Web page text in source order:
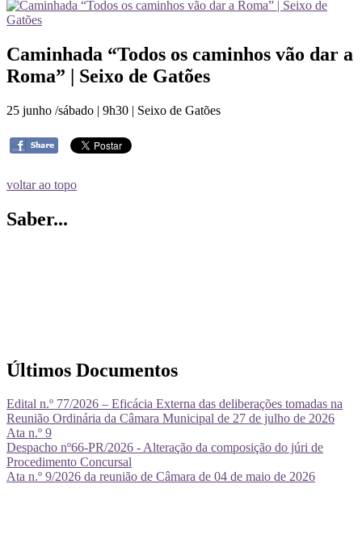
Caminhada “Todos os caminhos vão dar a
Roma” | Seixo de Gatões
25 junho /sábado | 9h30 | Seixo de Gatões
voltar ao topo
Saber...
Últimos Documentos
Edital n.º 77/2026 – Eficácia Externa das deliberações tomadas na
Reunião Ordinária da Câmara Municipal de 27 de julho de 2026
Ata n.º 9
Despacho nº66-PR/2026 - Alteração da composição do júri de
Procedimento Concursal
Ata n.º 9/2026 da reunião de Câmara de 04 de maio de 2026